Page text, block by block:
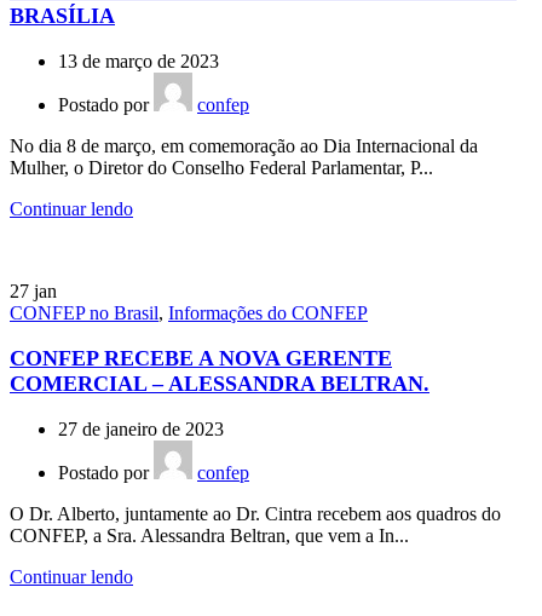
BRASÍLIA
13 de março de 2023
Postado por
confep
No dia 8 de março, em comemoração ao Dia Internacional da
Mulher, o Diretor do Conselho Federal Parlamentar, P...
Continuar lendo
27 jan
CONFEP no Brasil, Informações do CONFEP
CONFEP RECEBE A NOVA GERENTE
COMERCIAL – ALESSANDRA BELTRAN.
27 de janeiro de 2023
Postado por
confep
O Dr. Alberto, juntamente ao Dr. Cintra recebem aos quadros do
CONFEP, a Sra. Alessandra Beltran, que vem a In...
Continuar lendo